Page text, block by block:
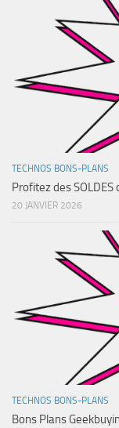
TECHNOS BONS-PLANS
Profitez des SOLDES
20 JANVIER 2026
TECHNOS BONS-PLANS
Bons Plans